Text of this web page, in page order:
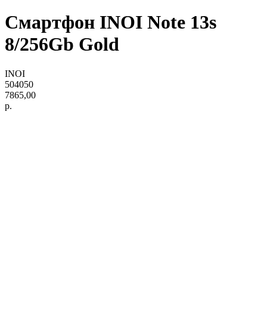
Смартфон INOI Note 13s
8/256Gb Gold
INOI
504050
7865,00
р.